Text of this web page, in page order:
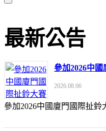
最新公告
參加2026中
2026.08.06
參加2026中國廈門國際扯